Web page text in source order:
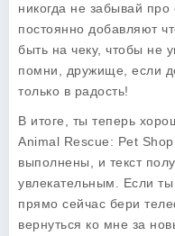
никогда не забывай
постоянно добавляют
быть на чеку, чтобы не
помни, дружище, если
только в радость!
В итоге, ты теперь
Animal Rescue: Pet
выполнены, и текст
увлекательным. Если
прямо сейчас бери
вернуться ко мне за